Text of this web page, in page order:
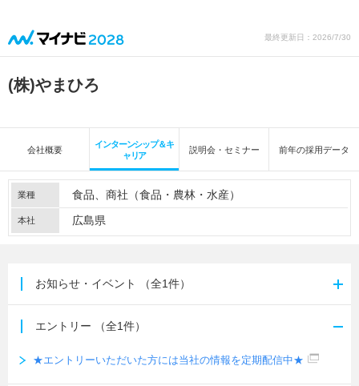
最終更新日：2026/7/30
(株)やまひろ
会社概要
インターンシップ＆キ
ャリア
説明会・セミナー 前年の採用データ
業種 食品 商社（食品・農林・水産）
本社 広島県
お知らせ・イベント （全1件）
エントリー （全1件）
★エントリーいただいた方には当社の情報を定期配信中★